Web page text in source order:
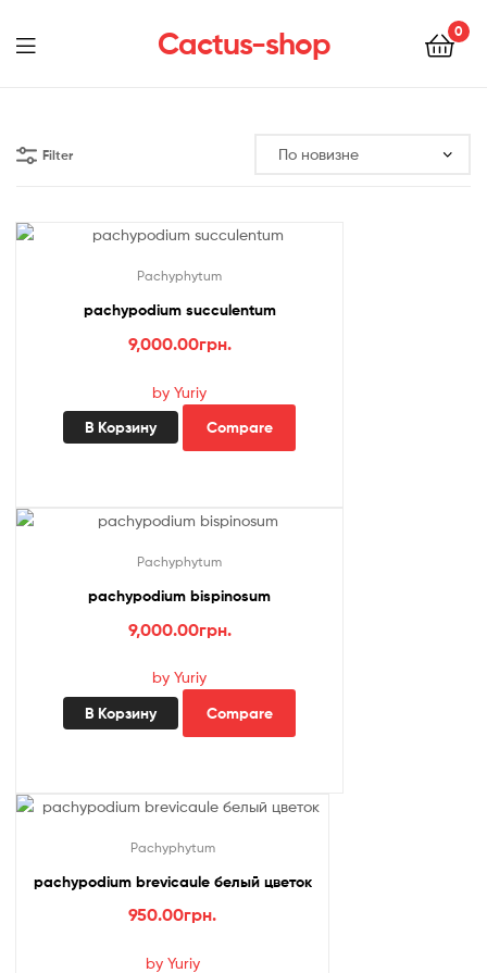
Cactus-shop 0
Menu
Filter
Pachyphytum
pachypodium succulentum
9,000.00грн.
by Yuriy
В Корзину Compare
Pachyphytum
pachypodium bispinosum
9,000.00грн.
by Yuriy
В Корзину Compare
Pachyphytum
pachypodium brevicaule белый цветок
950.00грн.
by Yuriy